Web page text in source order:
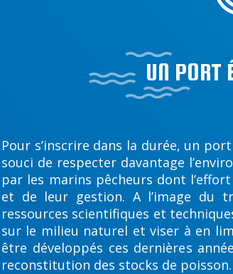
UN PORT
Pour s’inscrire dans la durée, un
souci de respecter davantage
par les marins pêcheurs dont
et de leur gestion. A l’image du
ressources scientifiques et
sur le milieu naturel et viser à en
être développés ces dernières
reconstitution des stocks de poisson.